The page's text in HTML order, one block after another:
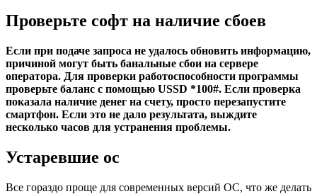
Проверьте софт на наличие сбоев
Если при подаче запроса не удалось обновить информацию,
причиной могут быть банальные сбои на сервере
оператора. Для проверки работоспособности программы
проверьте баланс с помощью USSD *100#. Если проверка
показала наличие денег на счету, просто перезапустите
смартфон. Если это не дало результата, выждите
несколько часов для устранения проблемы.
Устаревшие ос
Все гораздо проще для современных версий ОС, что же делать